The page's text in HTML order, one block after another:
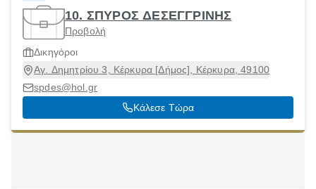
10. ΣΠΥΡΟΣ ΔΕΣΕΓΓΡΙΝΗΣ
Προβολή
Δικηγόροι
Αγ. Δημητρίου 3, Κέρκυρα [Δήμος], Κέρκυρα, 49100
spdes@hol.gr
Κάλεσε Τώρα